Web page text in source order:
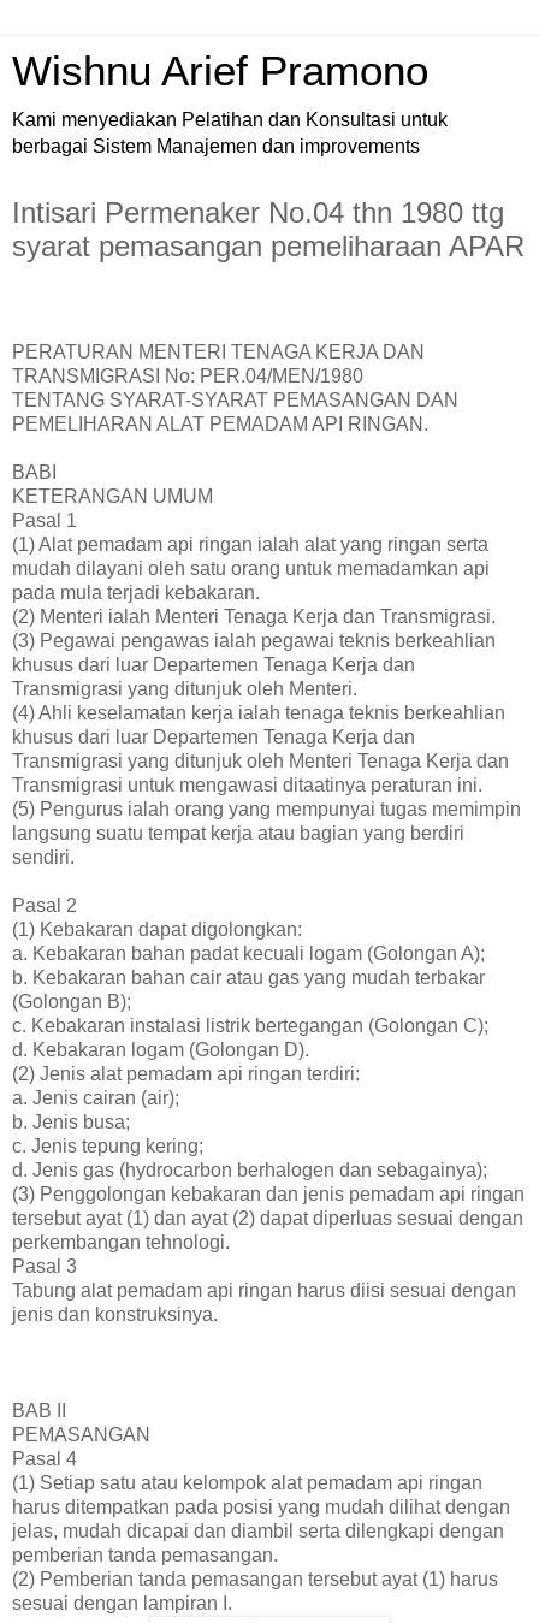
Wishnu Arief Pramono
Kami menyediakan Pelatihan dan Konsultasi untuk
berbagai Sistem Manajemen dan improvements
Intisari Permenaker No.04 thn 1980 ttg
syarat pemasangan pemeliharaan APAR
PERATURAN MENTERI TENAGA KERJA DAN
TRANSMIGRASI No: PER.04/MEN/1980
TENTANG SYARAT-SYARAT PEMASANGAN DAN
PEMELIHARAN ALAT PEMADAM API RINGAN.
BABI
KETERANGAN UMUM
Pasal 1
(1) Alat pemadam api ringan ialah alat yang ringan serta
mudah dilayani oleh satu orang untuk memadamkan api
pada mula terjadi kebakaran.
(2) Menteri ialah Menteri Tenaga Kerja dan Transmigrasi.
(3) Pegawai pengawas ialah pegawai teknis berkeahlian
khusus dari luar Departemen Tenaga Kerja dan
Transmigrasi yang ditunjuk oleh Menteri.
(4) Ahli keselamatan kerja ialah tenaga teknis berkeahlian
khusus dari luar Departemen Tenaga Kerja dan
Transmigrasi yang ditunjuk oleh Menteri Tenaga Kerja dan
Transmigrasi untuk mengawasi ditaatinya peraturan ini.
(5) Pengurus ialah orang yang mempunyai tugas memimpin
langsung suatu tempat kerja atau bagian yang berdiri
sendiri.
Pasal 2
(1) Kebakaran dapat digolongkan:
a. Kebakaran bahan padat kecuali logam (Golongan A);
b. Kebakaran bahan cair atau gas yang mudah terbakar
(Golongan B);
c. Kebakaran instalasi listrik bertegangan (Golongan C);
d. Kebakaran logam (Golongan D).
(2) Jenis alat pemadam api ringan terdiri:
a. Jenis cairan (air);
b. Jenis busa;
c. Jenis tepung kering;
d. Jenis gas (hydrocarbon berhalogen dan sebagainya);
(3) Penggolongan kebakaran dan jenis pemadam api ringan
tersebut ayat (1) dan ayat (2) dapat diperluas sesuai dengan
perkembangan tehnologi.
Pasal 3
Tabung alat pemadam api ringan harus diisi sesuai dengan
jenis dan konstruksinya.
BAB II
PEMASANGAN
Pasal 4
(1) Setiap satu atau kelompok alat pemadam api ringan
harus ditempatkan pada posisi yang mudah dilihat dengan
jelas, mudah dicapai dan diambil serta dilengkapi dengan
pemberian tanda pemasangan.
(2) Pemberian tanda pemasangan tersebut ayat (1) harus
sesuai dengan lampiran I.